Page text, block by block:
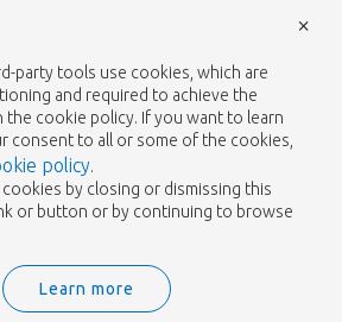
party tools use cookies, which are
and required to achieve the
the cookie policy. If you want to learn
consent to all or some of the cookies,
policy.
by closing or dismissing this
or button or by continuing to browse
Learn more
×